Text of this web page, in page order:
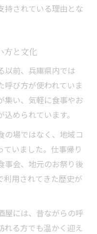
持されている理由とな
方と文化
以前、兵庫県内では
呼び方が使われていま
集い、気軽に食事やお
められています。
の場ではなく、地域コ
いました。仕事帰り
事会、地元のお祭り後
利用されてきた歴史が
屋には、昔ながらの呼
れる方でも温かく迎え